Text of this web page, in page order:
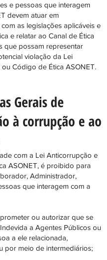
e pessoas que interagem
devem atuar em
as legislações aplicáveis e
e relatar ao Canal de Ética
que possam representar
violação da Lei
Código de Ética ASONET.
Gerais de
à corrupção e ao
com a Lei Anticorrupção e
ASONET, é proibido para
Administrador,
que interagem com a
ou autorizar que se
a Agentes Públicos ou
a ele relacionada,
por meio de intermediários;